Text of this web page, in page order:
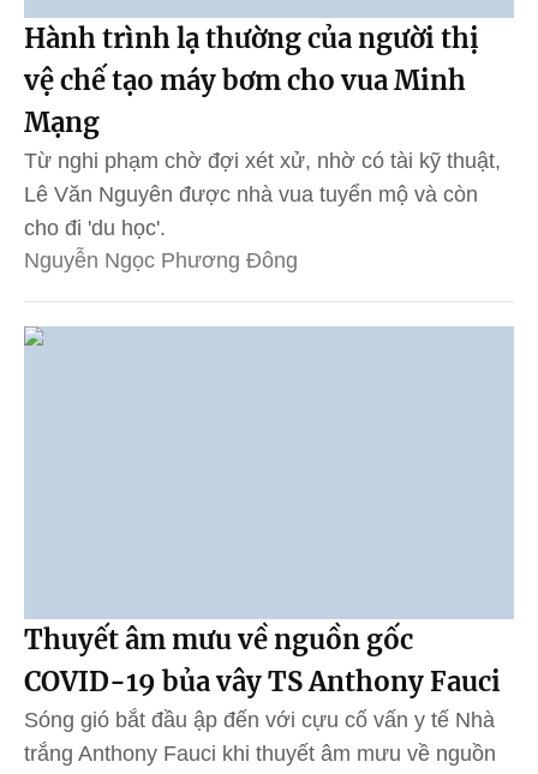
Hành trình lạ thường của người thị
vệ chế tạo máy bơm cho vua Minh
Mạng
Từ nghi phạm chờ đợi xét xử, nhờ có tài kỹ thuật,
Lê Văn Nguyên được nhà vua tuyển mộ và còn
cho đi 'du học'.
Nguyễn Ngọc Phương Đông
Thuyết âm mưu về nguồn gốc
COVID-19 bủa vây TS Anthony Fauci
Sóng gió bắt đầu ập đến với cựu cố vấn y tế Nhà
trắng Anthony Fauci khi thuyết âm mưu về nguồn